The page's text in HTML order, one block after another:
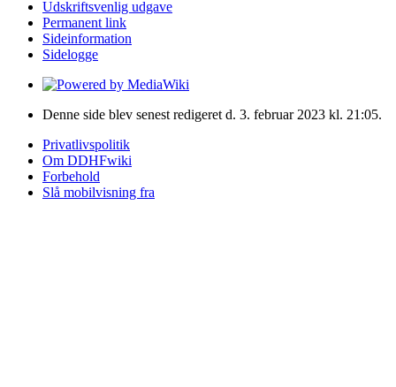
Udskriftsvenlig udgave
Permanent link
Sideinformation
Sidelogge
Denne side blev senest redigeret d. 3. februar 2023 kl. 21:05.
Privatlivspolitik
Om DDHFwiki
Forbehold
Slå mobilvisning fra